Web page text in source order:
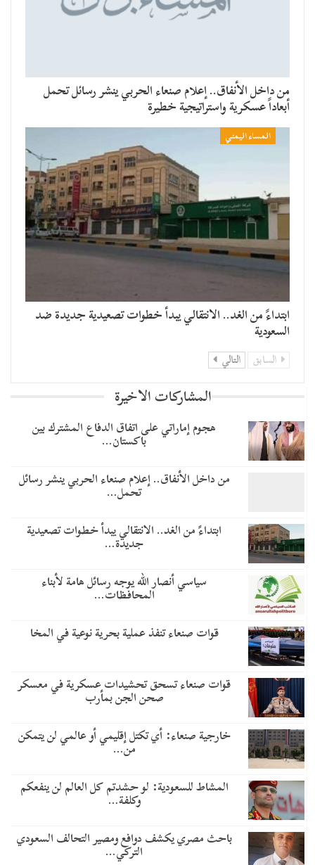
من داخل الأنفاق.. إعلام صنعاء الحربي ينشر رسائل تحمل
أبعاداً عسكرية واستراتيجية خطيرة
المساء اليمني
​ابتداءً من الغد.. الانتقالي يبدأ خطوات تصعيدية جديدة ضد
السعودية
السابق التالي
المشاركات الاخيرة
هجوم إماراتي على اتفاق الدفاع المشترك بين
باكستان…
من داخل الأنفاق.. إعلام صنعاء الحربي ينشر رسائل
تحمل…
​ابتداءً من الغد.. الانتقالي يبدأ خطوات تصعيدية
جديدة…
سياسي أنصار الله يوجه رسائل هامة لأبناء
المحافظات…
قوات صنعاء تنفذ عملية بحرية نوعية في المخا
قوات صنعاء تسحق تحشيدات عسكرية في معسكر
صحن الجن بمأرب
خارجية صنعاء: أي تكتل إقليمي أو عالمي لن يتمكن
من…
المشاط للسعودية: لو حشدتم كل العالم لن ينفعكم
وكلفة…
باحث مصري يكشف دوافع ومصير التحالف السعودي
التركي…